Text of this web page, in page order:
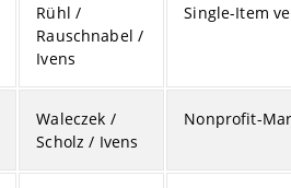
Rühl /
Rauschnabel /
Ivens
Single-Item
Waleczek /
Scholz / Ivens
Nonprofit-